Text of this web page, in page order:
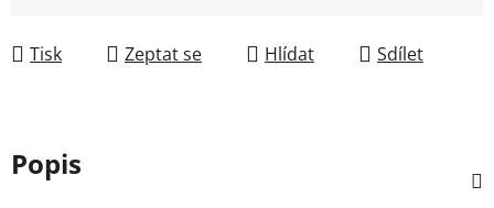
Tisk Zeptat se Hlídat Sdílet
Popis